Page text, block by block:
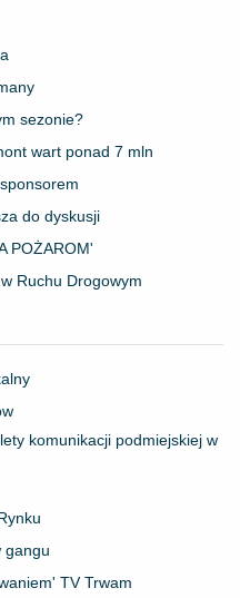
sezonie?
wart ponad 7 mln
do dyskusji
POŻAROM'
Ruchu Drogowym
komunikacji podmiejskiej w
gangu
TV Trwam